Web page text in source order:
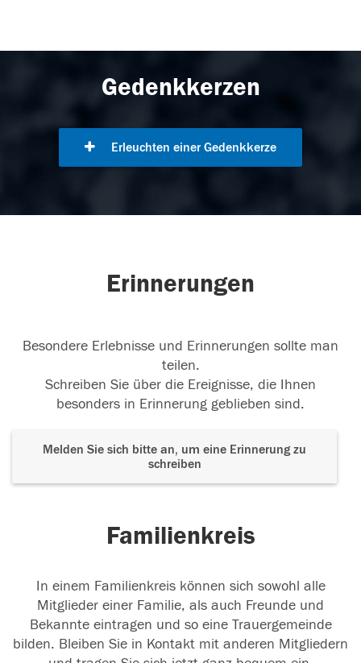
Gedenkkerzen
Erleuchten einer Gedenkkerze
Erinnerungen
Besondere Erlebnisse und Erinnerungen sollte man
teilen.
Schreiben Sie über die Ereignisse, die Ihnen
besonders in Erinnerung geblieben sind.
Melden Sie sich bitte an, um eine Erinnerung zu
schreiben
Familienkreis
In einem Familienkreis können sich sowohl alle
Mitglieder einer Familie, als auch Freunde und
Bekannte eintragen und so eine Trauergemeinde
bilden. Bleiben Sie in Kontakt mit anderen Mitgliedern